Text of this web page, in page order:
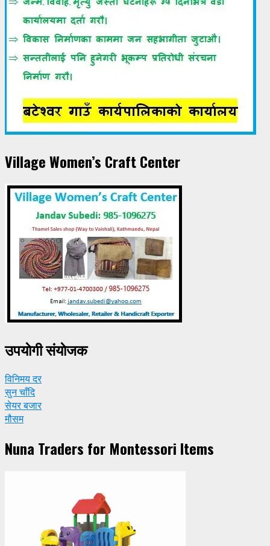
Village Women’s Craft Center
उपयाेगी संयाेजक
विनिमय दर
सुन चाँदि
सेयर बजार
मौसम
Nuna Traders for Montessori Items